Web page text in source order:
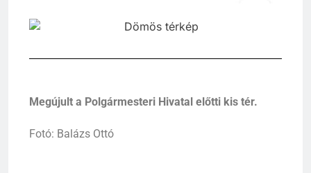
Megújult a Polgármesteri Hivatal előtti kis tér.
Fotó: Balázs Ottó